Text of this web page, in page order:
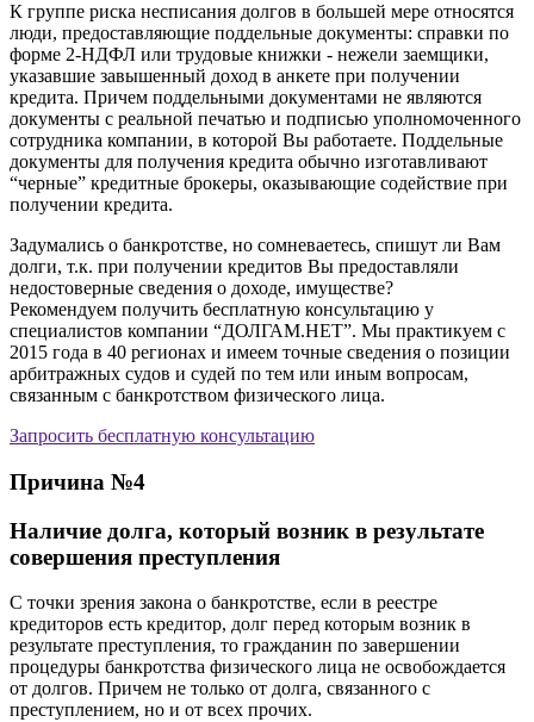
К группе риска несписания долгов в большей мере относятся
люди, предоставляющие поддельные документы: справки по
форме 2-НДФЛ или трудовые книжки - нежели заемщики,
указавшие завышенный доход в анкете при получении
кредита. Причем поддельными документами не являются
документы с реальной печатью и подписью уполномоченного
сотрудника компании, в которой Вы работаете. Поддельные
документы для получения кредита обычно изготавливают
“черные” кредитные брокеры, оказывающие содействие при
получении кредита.
Задумались о банкротстве, но сомневаетесь, спишут ли Вам
долги, т.к. при получении кредитов Вы предоставляли
недостоверные сведения о доходе, имуществе?
Рекомендуем получить бесплатную консультацию у
специалистов компании “ДОЛГАМ.НЕТ”. Мы практикуем с
2015 года в 40 регионах и имеем точные сведения о позиции
арбитражных судов и судей по тем или иным вопросам,
связанным с банкротством физического лица.
Запросить бесплатную консультацию
Причина №4
Наличие долга, который возник в результате
совершения преступления
С точки зрения закона о банкротстве, если в реестре
кредиторов есть кредитор, долг перед которым возник в
результате преступления, то гражданин по завершении
процедуры банкротства физического лица не освобождается
от долгов. Причем не только от долга, связанного с
преступлением, но и от всех прочих.